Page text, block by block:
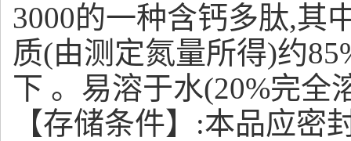
3000的一种含钙多肽,其
质(由测定氮量所得)约
下 。易溶于水(20%完全
【存储条件】:本品应